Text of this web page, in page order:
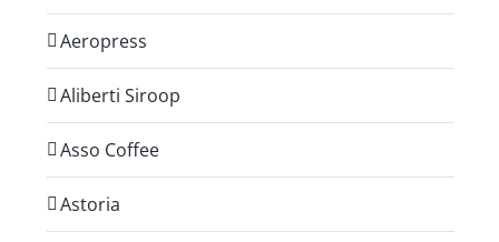
Aeropress
Aliberti Siroop
Asso Coffee
Astoria